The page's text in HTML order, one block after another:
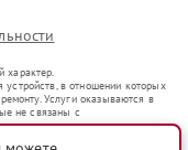
характер.
в отношении которых
Услуги оказываются в
не связаны с
оборот в соответствии